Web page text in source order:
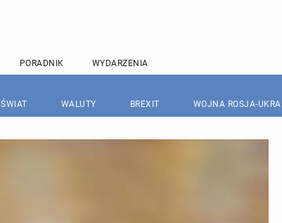
PORADNIK WYDARZENIA
ŚWIAT WALUTY BREXIT WOJNA ROSJA-